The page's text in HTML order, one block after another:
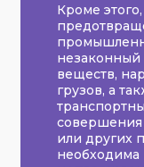
Кроме
незаконный
веществ,
грузов, а
совершения
или других
необходима